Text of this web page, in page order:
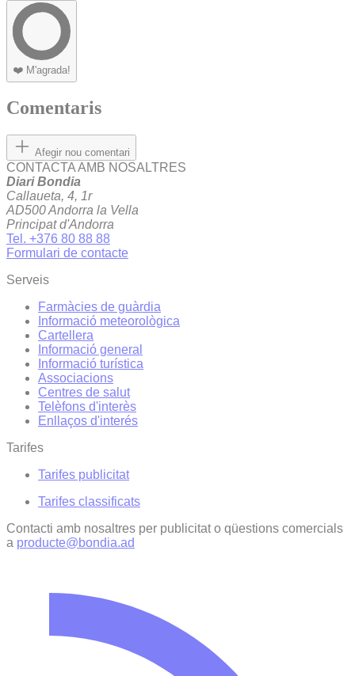
❤️ M'agrada!
Comentaris
Afegir nou comentari
CONTACTA AMB NOSALTRES
Diari Bondia
Callaueta, 4, 1r
AD500 Andorra la Vella
Principat d'Andorra
Tel. +376 80 88 88
Formulari de contacte
Serveis
Farmàcies de guàrdia
Informació meteorològica
Cartellera
Informació general
Informació turística
Associacions
Centres de salut
Telèfons d'interès
Enllaços d'interés
Tarifes
Tarifes publicitat
Tarifes classificats
Contacti amb nosaltres per publicitat o qüestions comercials
a producte@bondia.ad